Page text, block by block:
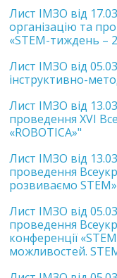
Лист ІМЗО від
організацію та
«STEM-тиждень –
Лист ІМЗО від
інструктивно-
Лист ІМЗО від
проведення XVI
«ROBOTICA»"
Лист ІМЗО від
проведення
розвиваємо
Лист ІМЗО від
проведення
конференції
можливостей.